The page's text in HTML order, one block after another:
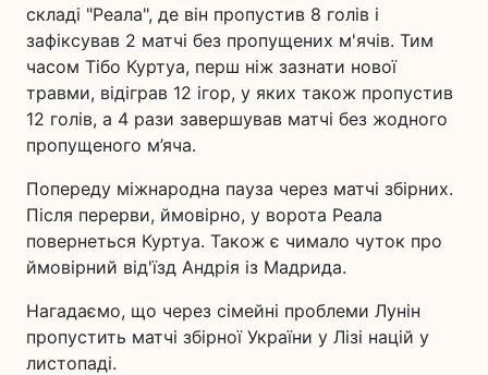
складі "Реала", де він пропустив 8 голів і
зафіксував 2 матчі без пропущених м'ячів. Тим
часом Тібо Куртуа, перш ніж зазнати нової
травми, відіграв 12 ігор, у яких також пропустив
12 голів, а 4 рази завершував матчі без жодного
пропущеного м’яча.
Попереду міжнародна пауза через матчі збірних.
Після перерви, ймовірно, у ворота Реала
повернеться Куртуа. Також є чимало чуток про
ймовірний від'їзд Андрія із Мадрида.
Нагадаємо, що через сімейні проблеми Лунін
пропустить матчі збірної України у Лізі націй у
листопаді.